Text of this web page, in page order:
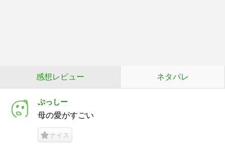
感想レビュー ネタバレ
ぷっしー
母の愛がすごい
ナイス